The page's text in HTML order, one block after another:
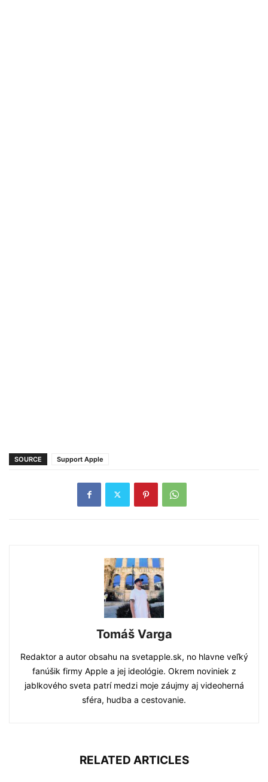
SOURCE Support Apple
Tomáš Varga
Redaktor a autor obsahu na svetapple.sk, no hlavne veľký
fanúšik firmy Apple a jej ideológie. Okrem noviniek z
jablkového sveta patrí medzi moje záujmy aj videoherná
sféra, hudba a cestovanie.
RELATED ARTICLES